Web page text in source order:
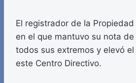
El registrador de la
en el que mantuvo su nota
todos sus extremos y elevó
este Centro Directivo.